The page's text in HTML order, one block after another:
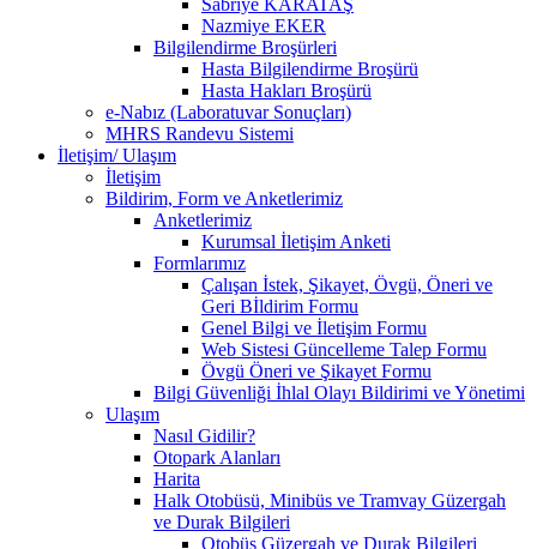
Nazmiye EKER
Bilgilendirme Broşürleri
Hasta Bilgilendirme Broşürü
Hasta Hakları Broşürü
e-Nabız (Laboratuvar Sonuçları)
MHRS Randevu Sistemi
İletişim/ Ulaşım
İletişim
Bildirim, Form ve Anketlerimiz
Anketlerimiz
Kurumsal İletişim Anketi
Formlarımız
Çalışan İstek, Şikayet, Övgü, Öneri ve
Geri Bİldirim Formu
Genel Bilgi ve İletişim Formu
Web Sistesi Güncelleme Talep Formu
Övgü Öneri ve Şikayet Formu
Bilgi Güvenliği İhlal Olayı Bildirimi ve Yönetimi
Ulaşım
Nasıl Gidilir?
Otopark Alanları
Harita
Halk Otobüsü, Minibüs ve Tramvay Güzergah
ve Durak Bilgileri
Otobüs Güzergah ve Durak Bilgileri